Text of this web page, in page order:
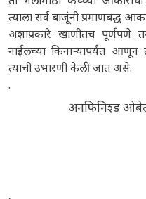
त्याला सर्व बाजूंनी प्रमाणबद्ध
अशाप्रकारे खाणीतच पूर्णपणे
नाईलच्या किनाऱ्यापर्यंत
त्याची उभारणी केली जात असे.
.
अनफिनिश्ड
.